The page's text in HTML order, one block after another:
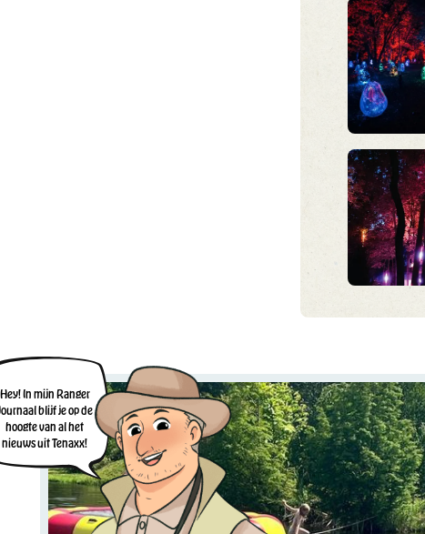
Hey! In mijn Ranger
blijf je op de
hoogte van al het
nieuws uit Tenaxx!